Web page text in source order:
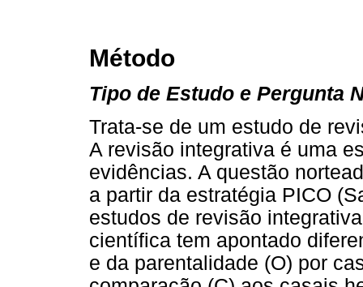
Método
Tipo de Estudo e Pergunta
Trata-se de um estudo de
A revisão integrativa é uma
evidências. A questão
a partir da estratégia PICO
estudos de revisão
científica tem apontado
e da parentalidade (O) por